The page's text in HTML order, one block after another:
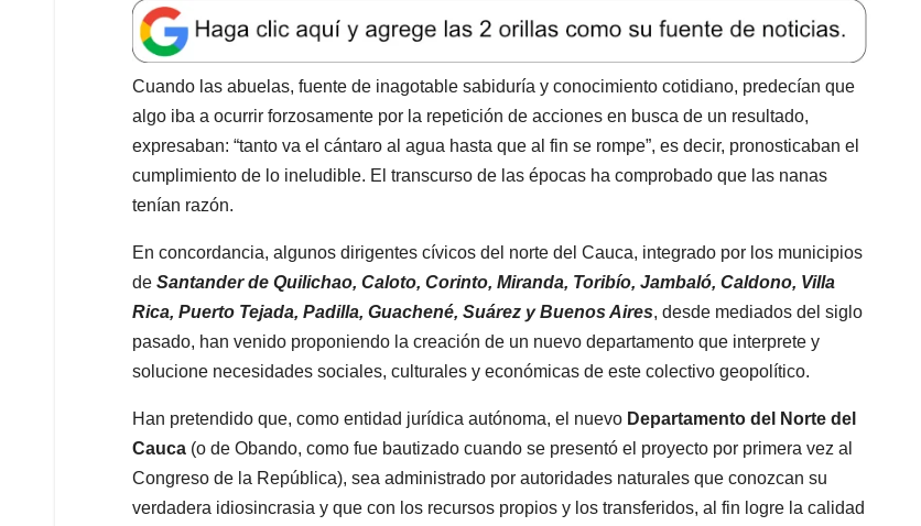
p
p
o
k
I
s
Cuando las abuelas, fuente de inagotable sabiduría y conocimiento cotidiano, predecían que
algo iba a ocurrir forzosamente por la repetición de acciones en busca de un resultado,
expresaban: “tanto va el cántaro al agua hasta que al fin se rompe”, es decir, pronosticaban el
cumplimiento de lo ineludible. El transcurso de las épocas ha comprobado que las nanas
tenían razón.
En concordancia, algunos dirigentes cívicos del norte del Cauca, integrado por los municipios
de Santander de Quilichao, Caloto, Corinto, Miranda, Toribío, Jambaló, Caldono, Villa
Rica, Puerto Tejada, Padilla, Guachené, Suárez y Buenos Aires, desde mediados del siglo
pasado, han venido proponiendo la creación de un nuevo departamento que interprete y
solucione necesidades sociales, culturales y económicas de este colectivo geopolítico.
Han pretendido que, como entidad jurídica autónoma, el nuevo Departamento del Norte del
Cauca (o de Obando, como fue bautizado cuando se presentó el proyecto por primera vez al
Congreso de la República), sea administrado por autoridades naturales que conozcan su
verdadera idiosincrasia y que con los recursos propios y los transferidos, al fin logre la calidad